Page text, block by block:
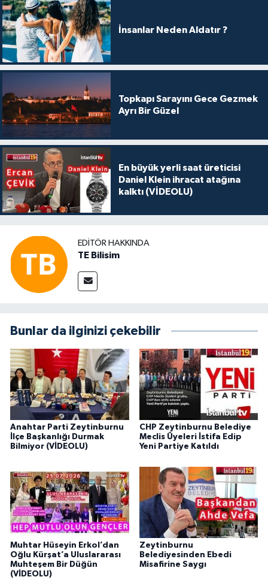
İnsanlar Neden Aldatır ?
Topkapı Sarayını Gece Gezmek
Ayrı Bir Güzel
En büyük yerli saat üreticisi
Daniel Klein ihracat atağına
kalktı (VİDEOLU)
EDITÖR HAKKINDA
TE Bilisim
Bunlar da ilginizi çekebilir
Anahtar Parti Zeytinburnu
İlçe Başkanlığı Durmak
Bilmiyor (VİDEOLU)
CHP Zeytinburnu Belediye
Meclis Üyeleri İstifa Edip
Yeni Partiye Katıldı
Muhtar Hüseyin Erkol’dan
Oğlu Kürşat’a Uluslararası
Muhteşem Bir Düğün
(VİDEOLU)
Zeytinburnu
Belediyesinden Ebedi
Misafirine Saygı